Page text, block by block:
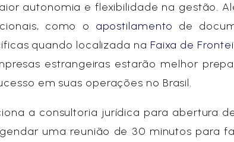
autonomia e flexibilidade na gestão.
como o apostilamento de
quando localizada na Faixa de
estrangeiras estarão melhor
em suas operações no Brasil.
a consultoria jurídica para abertura
uma reunião de 30 minutos para